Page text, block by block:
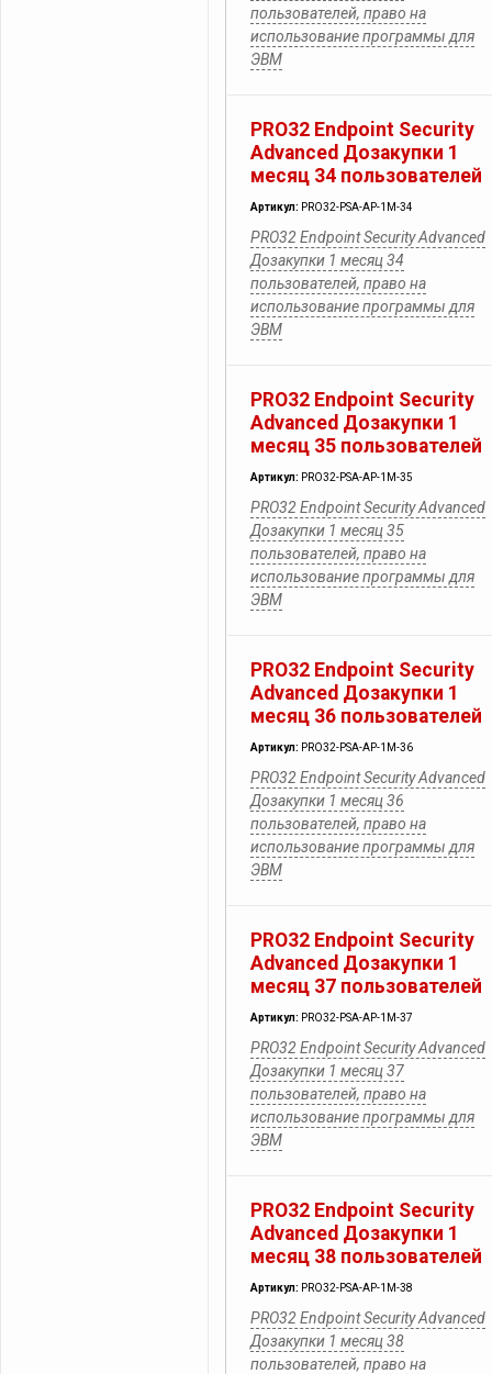
пользователей, право на
использование программы для
ЭВМ
PRO32 Endpoint Security
Advanced Дозакупки 1
месяц 34 пользователей
Артикул: PRO32-PSA-AP-1M-34
PRO32 Endpoint Security Advanced
Дозакупки 1 месяц 34
пользователей, право на
использование программы для
ЭВМ
PRO32 Endpoint Security
Advanced Дозакупки 1
месяц 35 пользователей
Артикул: PRO32-PSA-AP-1M-35
PRO32 Endpoint Security Advanced
Дозакупки 1 месяц 35
пользователей, право на
использование программы для
ЭВМ
PRO32 Endpoint Security
Advanced Дозакупки 1
месяц 36 пользователей
Артикул: PRO32-PSA-AP-1M-36
PRO32 Endpoint Security Advanced
Дозакупки 1 месяц 36
пользователей, право на
использование программы для
ЭВМ
PRO32 Endpoint Security
Advanced Дозакупки 1
месяц 37 пользователей
Артикул: PRO32-PSA-AP-1M-37
PRO32 Endpoint Security Advanced
Дозакупки 1 месяц 37
пользователей, право на
использование программы для
ЭВМ
PRO32 Endpoint Security
Advanced Дозакупки 1
месяц 38 пользователей
Артикул: PRO32-PSA-AP-1M-38
PRO32 Endpoint Security Advanced
Дозакупки 1 месяц 38
пользователей, право на